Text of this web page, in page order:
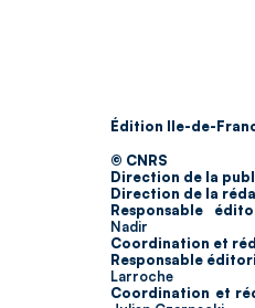
Édition Ile-de-
© CNRS
Direction de la
Direction de la
Responsable
Nadir
Coordination et
Responsable
Larroche
Coordination et